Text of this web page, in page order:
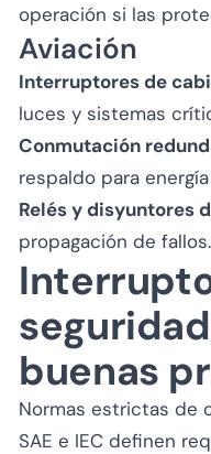
operación si las
Aviación
Interruptores de
luces y sistemas
Conmutación
respaldo para
Relés y disyuntores
propagación de fallos.
buenas
Normas estrictas de
SAE e IEC definen